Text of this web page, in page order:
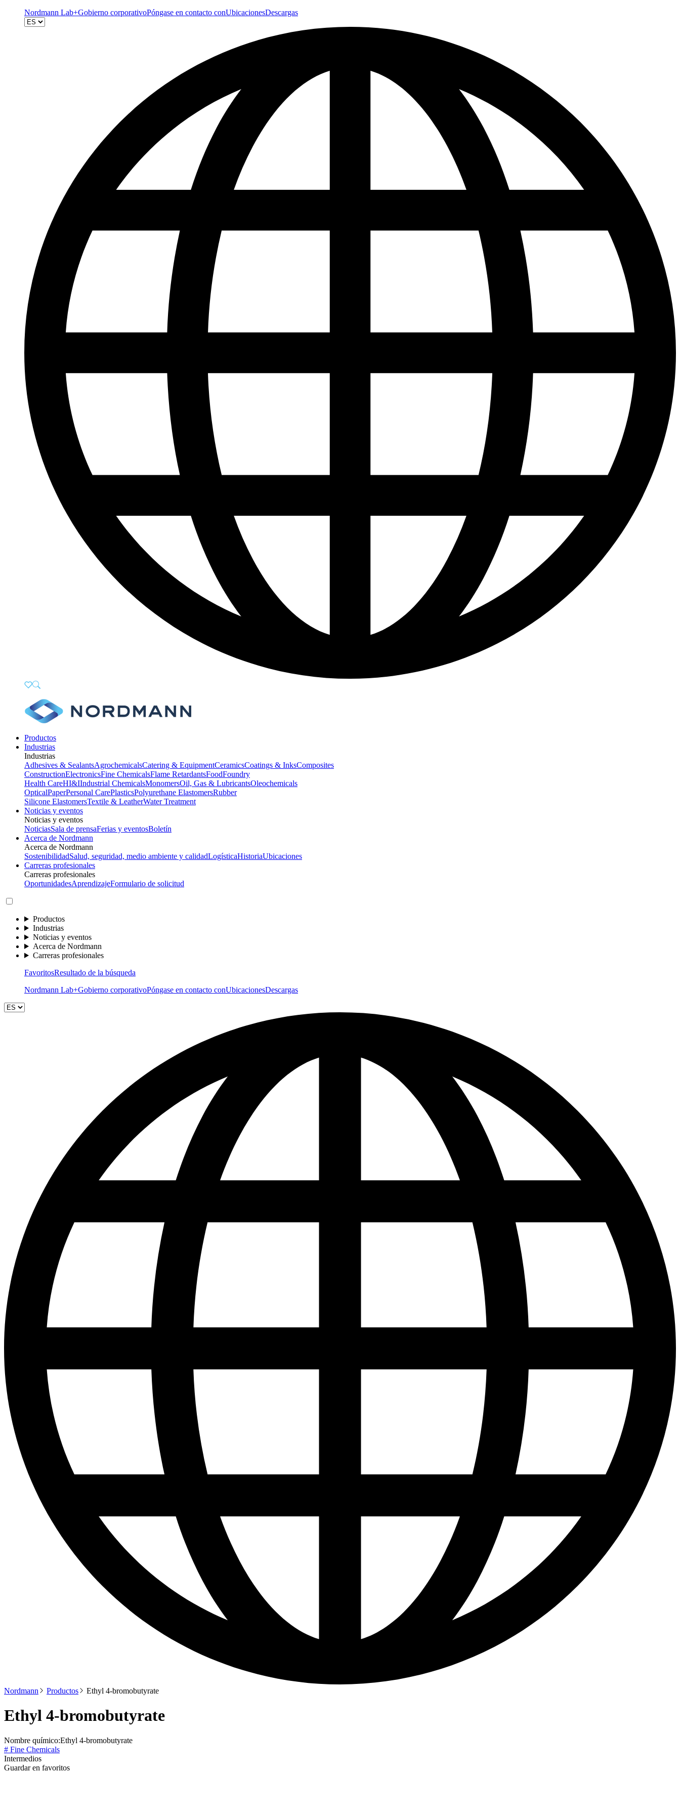
Nordmann Lab+Gobierno corporativoPóngase en contacto conUbicacionesDescargas
Productos
Industrias
Industrias
Adhesives & SealantsAgrochemicalsCatering & EquipmentCeramicsCoatings & InksComposites
ConstructionElectronicsFine ChemicalsFlame RetardantsFoodFoundry
Health CareHI&IIndustrial ChemicalsMonomersOil, Gas & LubricantsOleochemicals
OpticalPaperPersonal CarePlasticsPolyurethane ElastomersRubber
Silicone ElastomersTextile & LeatherWater Treatment
Noticias y eventos
Noticias y eventos
NoticiasSala de prensaFerias y eventosBoletín
Acerca de Nordmann
Acerca de Nordmann
SostenibilidadSalud, seguridad, medio ambiente y calidadLogísticaHistoriaUbicaciones
Carreras profesionales
Carreras profesionales
OportunidadesAprendizajeFormulario de solicitud
Productos
Industrias
Noticias y eventos
Acerca de Nordmann
Carreras profesionales
FavoritosResultado de la búsqueda
Nordmann Lab+Gobierno corporativoPóngase en contacto conUbicacionesDescargas
Nordmann Productos Ethyl 4-bromobutyrate
Ethyl 4-bromobutyrate
Nombre químico:Ethyl 4-bromobutyrate
# Fine Chemicals
Intermedios
Guardar en favoritos